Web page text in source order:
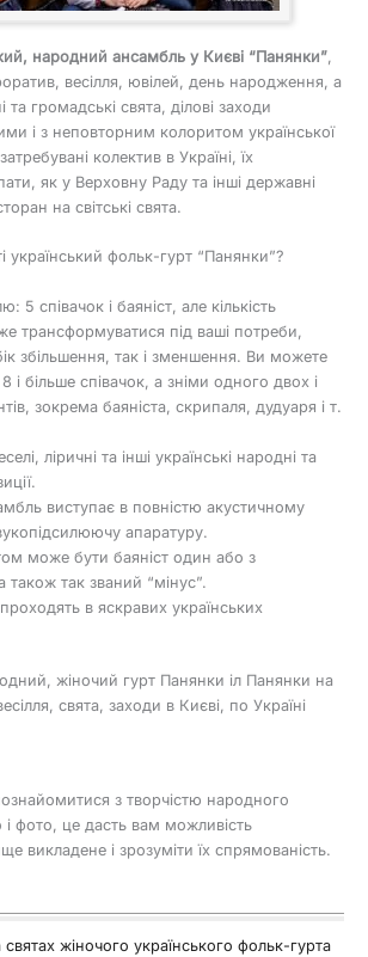
народний ансамбль у Києві “Панянки”,
весілля, ювілей, день народження, а
та громадські свята, ділові заходи
і з неповторним колоритом української
колектив в Україні, їх
як у Верховну Раду та інші державні
на світські свята.
український фольк-гурт “Панянки”?
5 співачок і баяніст, але кількість
трансформуватися під ваші потреби,
збільшення, так і зменшення. Ви можете
і більше співачок, а зніми одного двох і
зокрема баяніста, скрипаля, дудуаря і т.
ліричні та інші українські народні та
виступає в повністю акустичному
апаратуру.
може бути баяніст один або з
також так званий “мінус”.
в яскравих українських
жіночий гурт Панянки іл Панянки на
свята, заходи в Києві, по Україні
з творчістю народного
фото, це дасть вам можливість
викладене і зрозуміти їх спрямованість.
святах жіночого українського фольк-гурта